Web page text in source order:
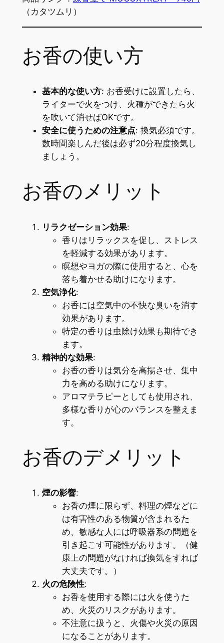
（カタツムリ）
お香の使い方
基本的な使い方: お香受けに設置したら、
ライターで火をつけ、火種ができたら火
を吹いて消せばOKです。
安全に使うための注意点: 換気必須です。
数時間楽しんだ後は必ず20分程度換気し
ましょう。
お香のメリット
リラクゼーション効果:
香りはリラックスを促し、ストレス
を軽減する効果があります。
瞑想やヨガの際に使用すると、心を
落ち着かせる助けになります。
空気浄化:
お香には空気中の不快な臭いを消す
効果があります。
特定の香りは虫除け効果も期待でき
ます。
精神的な効果:
お香の香りは気分を高揚させ、集中
力を高める助けになります。
アロマテラピーとしても使用され、
多様な香りが心のバランスを整えま
す。
お香のデメリット
煙の影響:
お香の煙に限らず、料理の煙などに
は有害性のある物質が含まれるた
め、敏感な人には呼吸器系の問題を
引き起こす可能性があります。（健
康上の問題がなければ換気をすれば
大丈夫です。）
火の危険性:
お香を使用する際には火を使うた
め、火災のリスクがあります。
不注意に扱うと、火傷や火災の原因
になることがあります。